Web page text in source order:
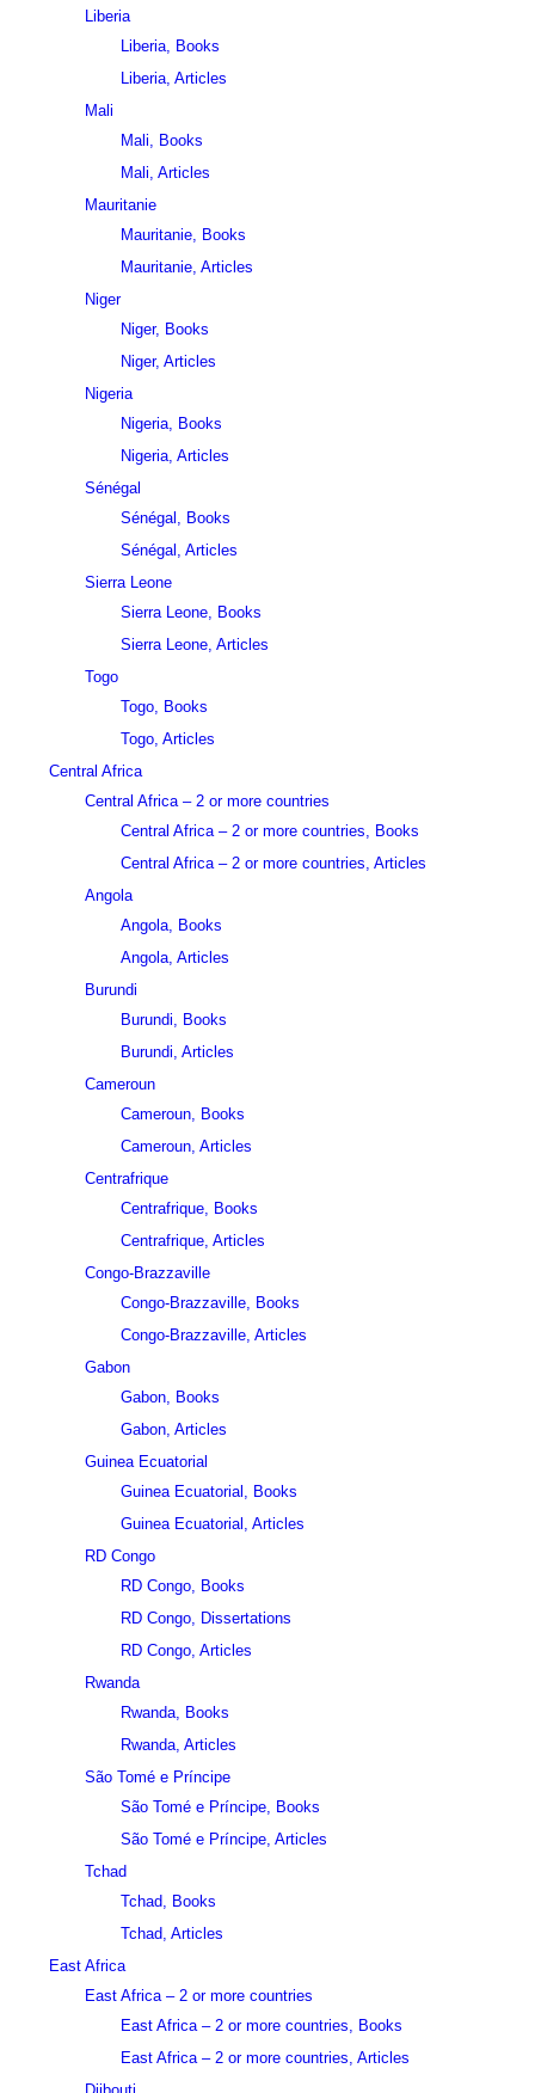
Liberia
Liberia, Books
Liberia, Articles
Mali
Mali, Books
Mali, Articles
Mauritanie
Mauritanie, Books
Mauritanie, Articles
Niger
Niger, Books
Niger, Articles
Nigeria
Nigeria, Books
Nigeria, Articles
Sénégal
Sénégal, Books
Sénégal, Articles
Sierra Leone
Sierra Leone, Books
Sierra Leone, Articles
Togo
Togo, Books
Togo, Articles
Central Africa
Central Africa – 2 or more countries
Central Africa – 2 or more countries, Books
Central Africa – 2 or more countries, Articles
Angola
Angola, Books
Angola, Articles
Burundi
Burundi, Books
Burundi, Articles
Cameroun
Cameroun, Books
Cameroun, Articles
Centrafrique
Centrafrique, Books
Centrafrique, Articles
Congo-Brazzaville
Congo-Brazzaville, Books
Congo-Brazzaville, Articles
Gabon
Gabon, Books
Gabon, Articles
Guinea Ecuatorial
Guinea Ecuatorial, Books
Guinea Ecuatorial, Articles
RD Congo
RD Congo, Books
RD Congo, Dissertations
RD Congo, Articles
Rwanda
Rwanda, Books
Rwanda, Articles
São Tomé e Príncipe
São Tomé e Príncipe, Books
São Tomé e Príncipe, Articles
Tchad
Tchad, Books
Tchad, Articles
East Africa
East Africa – 2 or more countries
East Africa – 2 or more countries, Books
East Africa – 2 or more countries, Articles